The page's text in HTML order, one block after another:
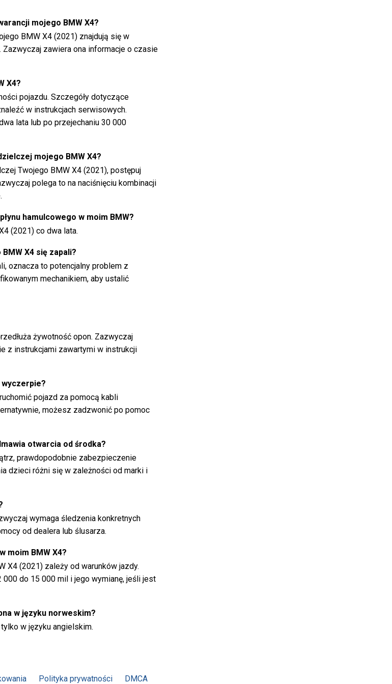
mojego BMW X4?
BMW X4 (2021) znajdują się w
zawiera ona informacje o czasie
X4?
pojazdu. Szczegóły dotyczące
w instrukcjach serwisowych.
lata lub po przejechaniu 30 000
mojego BMW X4?
Twojego BMW X4 (2021), postępuj
polega to na naciśnięciu kombinacji
hamulcowego w moim BMW?
(2021) co dwa lata.
X4 się zapali?
oznacza to potencjalny problem z
mechanikiem, aby ustalić
żywotność opon. Zazwyczaj
z instrukcjami zawartymi w instrukcji
pojazd za pomocą kabli
możesz zadzwonić po pomoc
otwarcia od środka?
prawdopodobnie zabezpieczenie
dzieci różni się w zależności od marki i
wymaga śledzenia konkretnych
od dealera lub ślusarza.
moim BMW X4?
X4 (2021) zależy od warunków jazdy.
do 15 000 mil i jego wymianę, jeśli jest
w języku norweskim?
w języku angielskim.
Polityka prywatności DMCA